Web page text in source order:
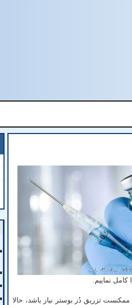
نماییم.
تزریق دُز بوستر نیاز باشد، حالا